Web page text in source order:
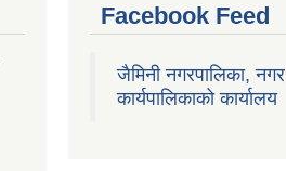
Facebook Feed
जैमिनी नगरपालिका, नगर
कार्यपालिकाको कार्यालय